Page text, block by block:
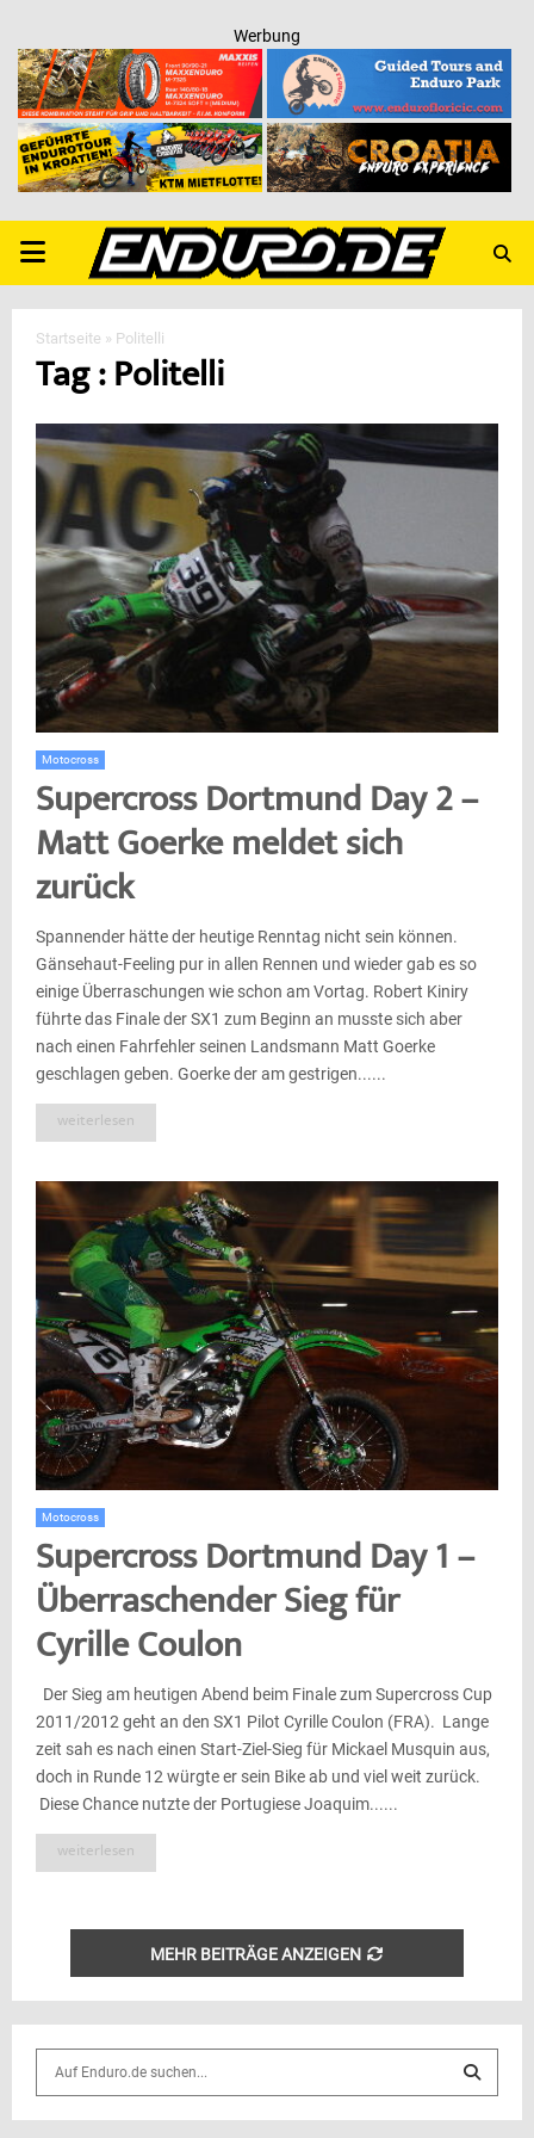
Werbung
PRIMARY
MENU
Startseite » Politelli
Tag : Politelli
Motocross
Supercross Dortmund Day 2 –
Matt Goerke meldet sich
zurück
Spannender hätte der heutige Renntag nicht sein können.
Gänsehaut-Feeling pur in allen Rennen und wieder gab es so
einige Überraschungen wie schon am Vortag. Robert Kiniry
führte das Finale der SX1 zum Beginn an musste sich aber
nach einen Fahrfehler seinen Landsmann Matt Goerke
geschlagen geben. Goerke der am gestrigen......
weiterlesen
Motocross
Supercross Dortmund Day 1 –
Überraschender Sieg für
Cyrille Coulon
Der Sieg am heutigen Abend beim Finale zum Supercross Cup
2011/2012 geht an den SX1 Pilot Cyrille Coulon (FRA). Lange
zeit sah es nach einen Start-Ziel-Sieg für Mickael Musquin aus,
doch in Runde 12 würgte er sein Bike ab und viel weit zurück.
Diese Chance nutzte der Portugiese Joaquim......
weiterlesen
MEHR BEITRÄGE ANZEIGEN
S